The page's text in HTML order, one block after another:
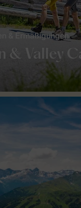
& Valley
& Ermäßigungen